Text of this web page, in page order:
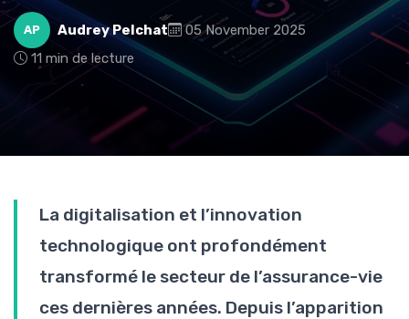
AP Audrey Pelchat
05 November 2025
11 min de lecture
La digitalisation et l’innovation
technologique ont profondément
transformé le secteur de l’assurance-vie
ces dernières années. Depuis l’apparition